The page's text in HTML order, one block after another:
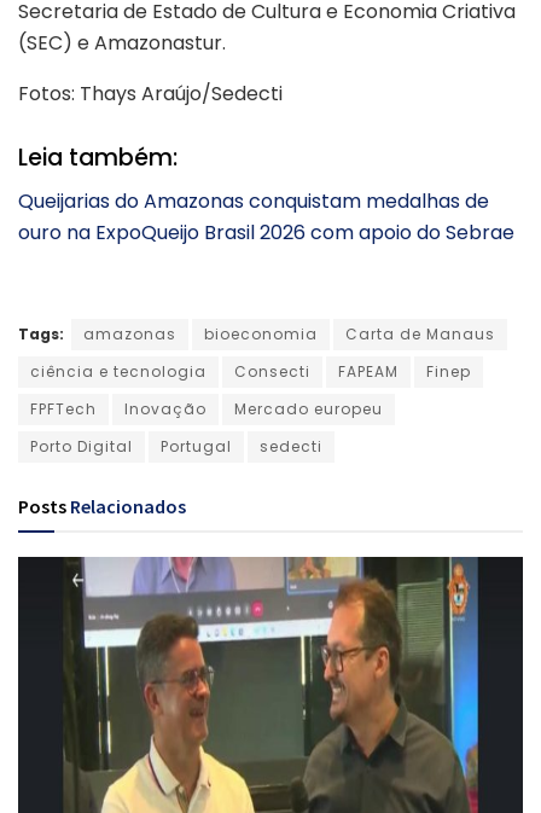
Secretaria de Estado de Cultura e Economia Criativa
(SEC) e Amazonastur.
Fotos: Thays Araújo/Sedecti
Leia também:
Queijarias do Amazonas conquistam medalhas de
ouro na ExpoQueijo Brasil 2026 com apoio do Sebrae
Tags: amazonas bioeconomia
Carta de Manaus
ciência e tecnologia
Consecti FAPEAM
Finep
FPFTech
Inovação
Mercado europeu
Porto Digital
Portugal sedecti
Posts Relacionados